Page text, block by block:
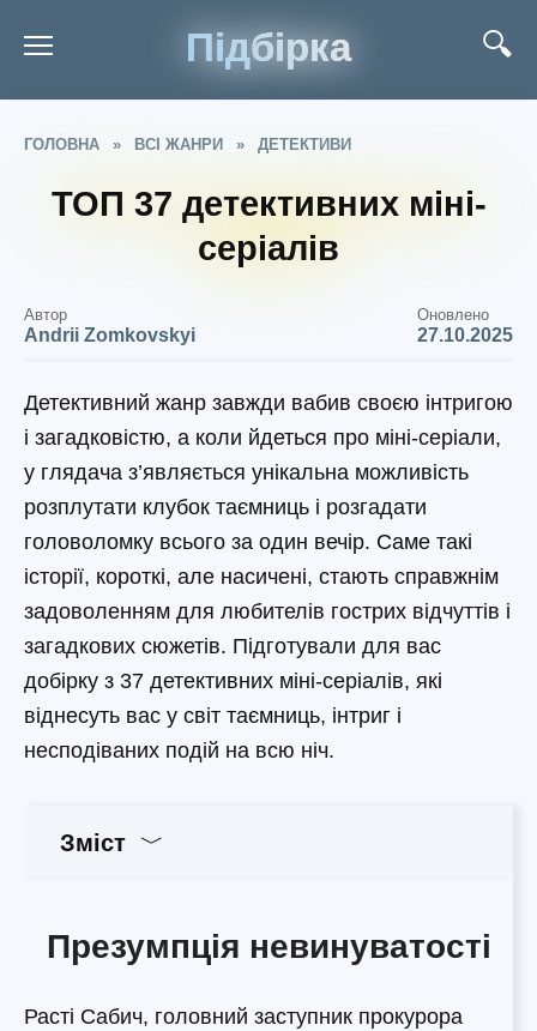
Підбірка
ГОЛОВНА » ВСІ ЖАНРИ » ДЕТЕКТИВИ
ТОП 37 детективних міні-
серіалів
Автор
Andrii Zomkovskyi
Оновлено
27.10.2025
Детективний жанр завжди вабив своєю інтригою
і загадковістю, а коли йдеться про міні-серіали,
у глядача з’являється унікальна можливість
розплутати клубок таємниць і розгадати
головоломку всього за один вечір. Саме такі
історії, короткі, але насичені, стають справжнім
задоволенням для любителів гострих відчуттів і
загадкових сюжетів. Підготували для вас
добірку з 37 детективних міні-серіалів, які
віднесуть вас у світ таємниць, інтриг і
несподіваних подій на всю ніч.
Зміст
Презумпція невинуватості
Расті Сабич, головний заступник прокурора